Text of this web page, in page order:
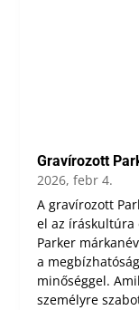
Gravírozott
2026, febr 4.
A gravírozott
el az íráskultúra
Parker
a
minőséggel.
személyre